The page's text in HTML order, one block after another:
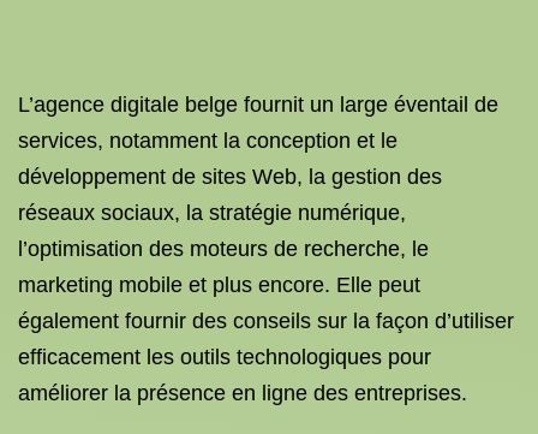
L’agence digitale belge fournit un large éventail de
services, notamment la conception et le
développement de sites Web, la gestion des
réseaux sociaux, la stratégie numérique,
l’optimisation des moteurs de recherche, le
marketing mobile et plus encore. Elle peut
également fournir des conseils sur la façon d’utiliser
efficacement les outils technologiques pour
améliorer la présence en ligne des entreprises.